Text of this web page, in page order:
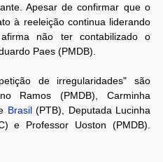
Apesar de confirmar que o
à reeleição continua liderando
não ter contabilizado o
Paes (PMDB).
de irregularidades" são
Ramos (PMDB), Carminha
Brasil(PTB), Deputada Lucinha
e Professor Uoston (PMDB).